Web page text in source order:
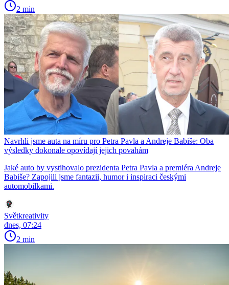
2 min
Navrhli jsme auta na míru pro Petra Pavla a Andreje Babiše: Oba
výsledky dokonale opovídají jejich povahám
Jaké auto by vystihovalo prezidenta Petra Pavla a premiéra Andreje
Babiše? Zapojili jsme fantazii, humor i inspiraci českými
automobilkami.
Světkreativity
dnes, 07:24
2 min